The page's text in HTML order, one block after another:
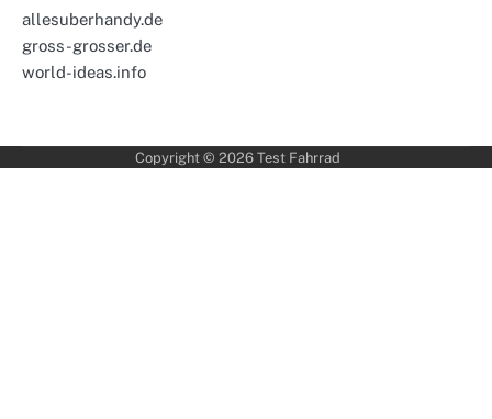
allesuberhandy.de
gross-grosser.de
world-ideas.info
Copyright © 2026 Test Fahrrad